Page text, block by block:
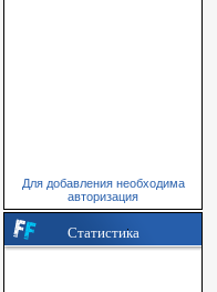
Для добавления необходима
авторизация
Статистика